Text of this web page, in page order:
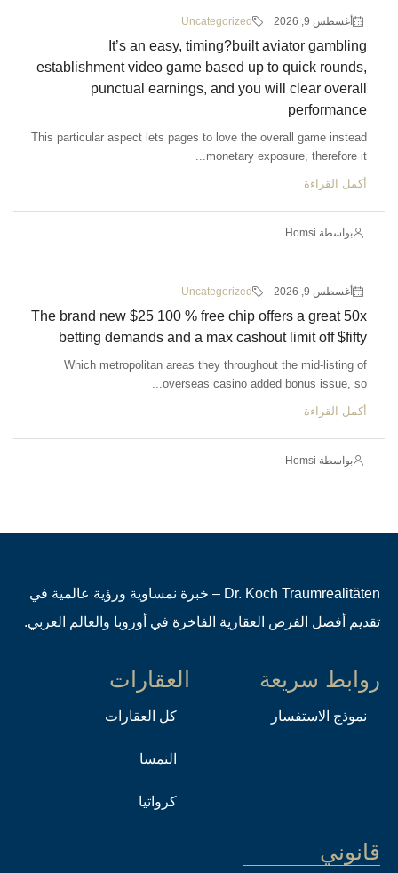
أغسطس 9, 2026 Uncategorized
It’s an easy, timing?built aviator gambling
establishment video game based up to quick rounds,
punctual earnings, and you will clear overall
performance
This particular aspect lets pages to love the overall game instead
monetary exposure, therefore it...
أكمل القراءة
بواسطة Homsi
أغسطس 9, 2026 Uncategorized
The brand new $25 100 % free chip offers a great 50x
betting demands and a max cashout limit off $fifty
Which metropolitan areas they throughout the mid-listing of
overseas casino added bonus issue, so...
أكمل القراءة
بواسطة Homsi
Dr. Koch Traumrealitäten – خبرة نمساوية ورؤية عالمية في
تقديم أفضل الفرص العقارية الفاخرة في أوروبا والعالم العربي.
روابط سريعة
نموذج الاستفسار
العقارات
كل العقارات
النمسا
كرواتيا
قانوني